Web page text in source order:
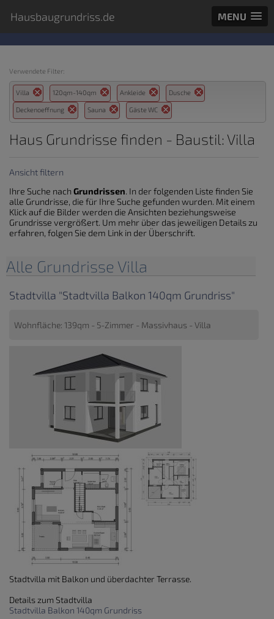
Hausbaugrundriss.de MENU
Verwendete Filter:
Villa 120qm-140qm Ankleide Dusche
Deckenoeffnung Sauna Gäste WC
Haus Grundrisse finden - Baustil: Villa
Ansicht filtern
Ihre Suche nach Grundrissen. In der folgenden Liste finden Sie
alle Grundrisse, die für Ihre Suche gefunden wurden. Mit einem
Klick auf die Bilder werden die Ansichten beziehungsweise
Grundrisse vergrößert. Um mehr über das jeweiligen Details zu
erfahren, folgen Sie dem Link in der Überschrift.
Alle Grundrisse Villa
Stadtvilla "Stadtvilla Balkon 140qm Grundriss"
Wohnfläche: 139qm - 5-Zimmer - Massivhaus - Villa
Stadtvilla mit Balkon und überdachter Terrasse.
Details zum Stadtvilla
Stadtvilla Balkon 140qm Grundriss